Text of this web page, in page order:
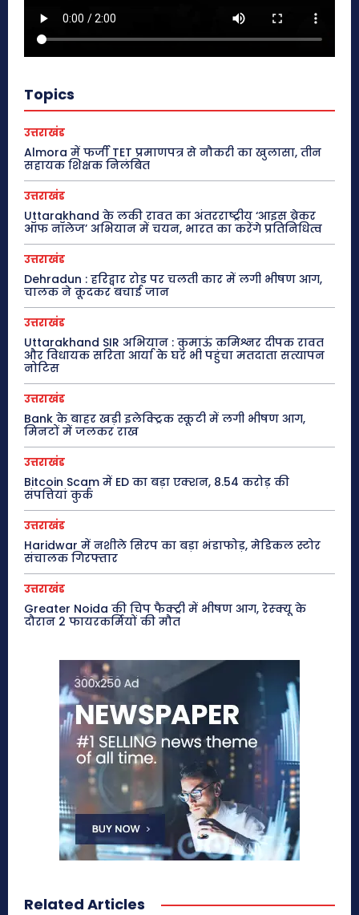
Topics
उत्तराखंड
Almora में फर्जी TET प्रमाणपत्र से नौकरी का खुलासा, तीन
सहायक शिक्षक निलंबित
उत्तराखंड
Uttarakhand के लकी रावत का अंतरराष्ट्रीय ‘आइस ब्रेकर
ऑफ नॉलेज’ अभियान में चयन, भारत का करेंगे प्रतिनिधित्व
उत्तराखंड
Dehradun : हरिद्वार रोड पर चलती कार में लगी भीषण आग,
चालक ने कूदकर बचाई जान
उत्तराखंड
Uttarakhand SIR अभियान : कुमाऊं कमिश्नर दीपक रावत
और विधायक सरिता आर्या के घर भी पहुंचा मतदाता सत्यापन
नोटिस
उत्तराखंड
Bank के बाहर खड़ी इलेक्ट्रिक स्कूटी में लगी भीषण आग,
मिनटों में जलकर राख
उत्तराखंड
Bitcoin Scam में ED का बड़ा एक्शन, 8.54 करोड़ की
संपत्तियां कुर्क
उत्तराखंड
Haridwar में नशीले सिरप का बड़ा भंडाफोड़, मेडिकल स्टोर
संचालक गिरफ्तार
उत्तराखंड
Greater Noida की चिप फैक्ट्री में भीषण आग, रेस्क्यू के
दौरान 2 फायरकर्मियों की मौत
Related Articles